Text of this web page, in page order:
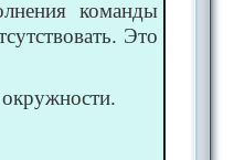
команды
Это